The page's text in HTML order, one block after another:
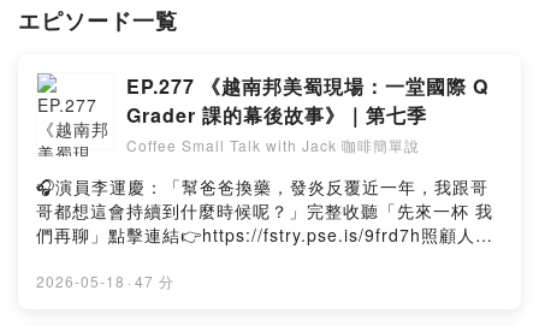
coffee.
歡迎收聽《咖啡簡單說》，這是一個從 2020 年開始播出的中英雙語播
客，由 Q Grader 講師與產區後製顧問 草闆 主持。我們跨越中美洲與亞
洲實驗室，將複雜的發酵科學、感官杯測與產區風土，轉化為聽得懂的專
業乾貨。無論你是追求極致風味的從業者，還是想挑選好豆的愛好者，讓
Powered by Firstory Hosting
エピソード一覧
EP.277 《越南邦美蜀現場：一堂國際 Q
Grader 課的幕後故事》｜第七季
Coffee Small Talk with Jack 咖啡簡單說
🎧演員李運慶：「幫爸爸換藥，發炎反覆近一年，我跟哥
哥都想這會持續到什麼時候呢？」完整收聽「先來一杯 我
們再聊」點擊連結👉https://fstry.pse.is/9frd7h照顧人生
在照顧困境掙扎。—— 以上為 Firstory Podcast 廣告
2026-05-18 · 47 分